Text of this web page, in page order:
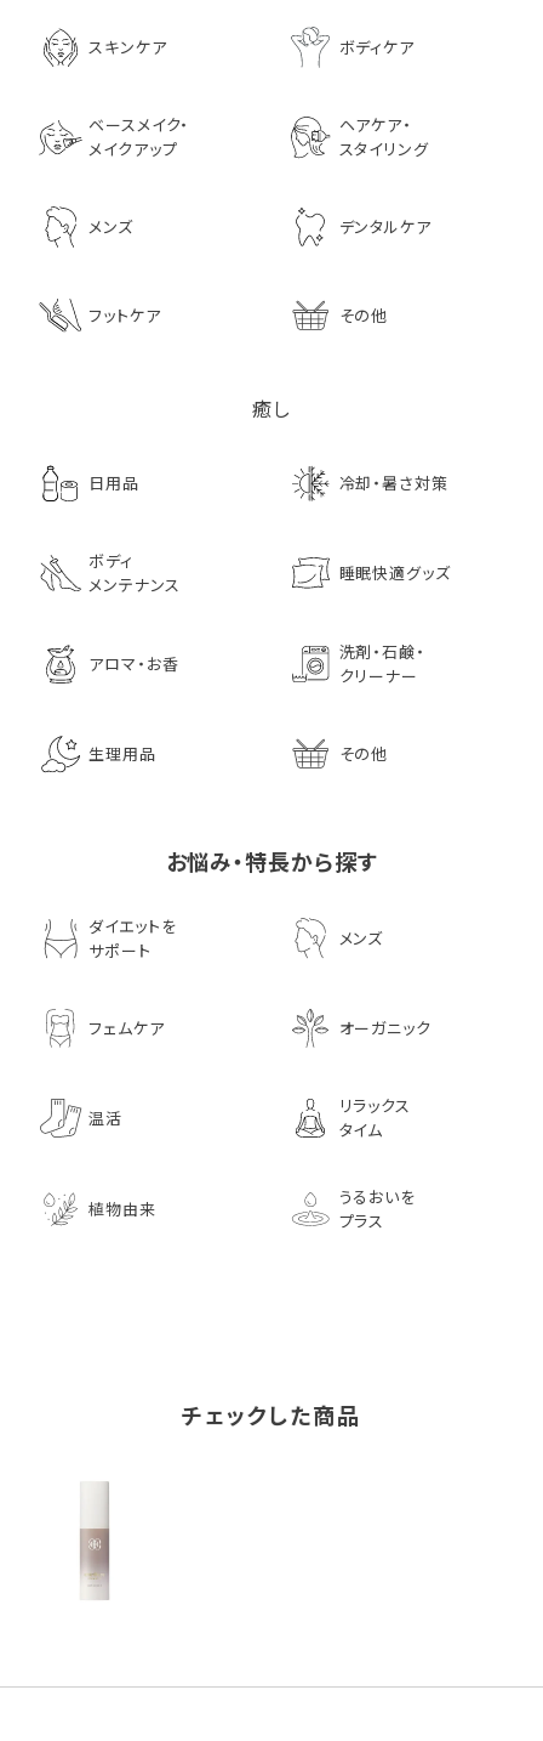
スキンケア ボディケア
ベースメイク・
メイクアップ
ヘアケア・
スタイリング
メンズ デンタルケア
フットケア その他
癒し
日用品 冷却・暑さ対策
ボディ
メンテナンス
睡眠快適グッズ
アロマ・お香
洗剤・石鹸・
クリーナー
生理用品 その他
お悩み・特長から探す
ダイエットを
サポート
メンズ
フェムケア オーガニック
温活
リラックス
タイム
植物由来
うるおいを
プラス
チェックした商品